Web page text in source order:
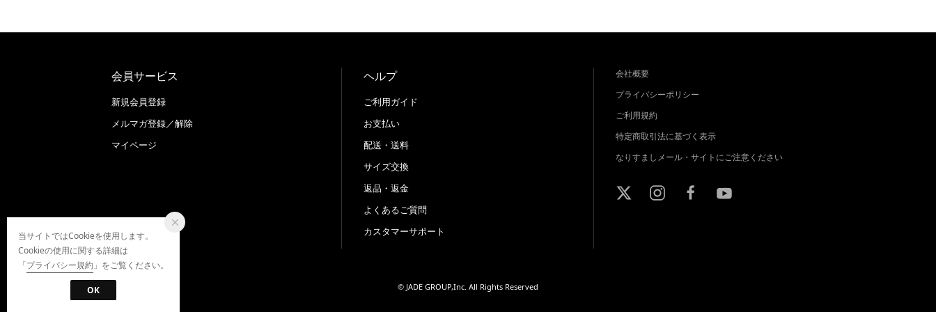
会員サービス
新規会員登録
メルマガ登録／解除
マイページ
ヘルプ
ご利用ガイド
お支払い
配送・送料
サイズ交換
返品・返金
よくあるご質問
カスタマーサポート
会社概要
プライバシーポリシー
ご利用規約
特定商取引法に基づく表示
なりすましメール・サイトにご注意ください
© JADE GROUP,Inc. All Rights Reserved
当サイトではCookieを使用します。
Cookieの使用に関する詳細は
「プライバシー規約 」をご覧ください。
OK